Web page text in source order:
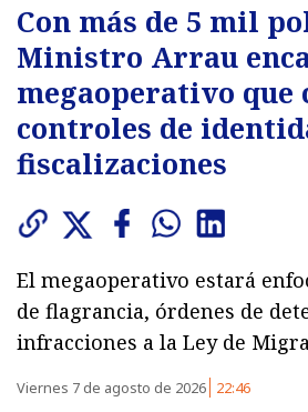
Con más de 5 mil
Ministro Arrau
megaoperativo que
controles de
fiscalizaciones
El megaoperativo estará
de flagrancia, órdenes de
infracciones a la Ley de
Viernes 7 de agosto de 2026 22:46